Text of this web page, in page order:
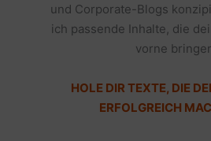
und Corporate-Blogs
ich passende Inhalte, die
vorne
HOLE DIR TEXTE, DIE
ERFOLGREICH